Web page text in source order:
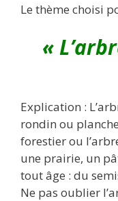
Le thème choisi
«
Explication :
rondin ou
forestier ou
une prairie, un
tout âge : du
Ne pas oublier